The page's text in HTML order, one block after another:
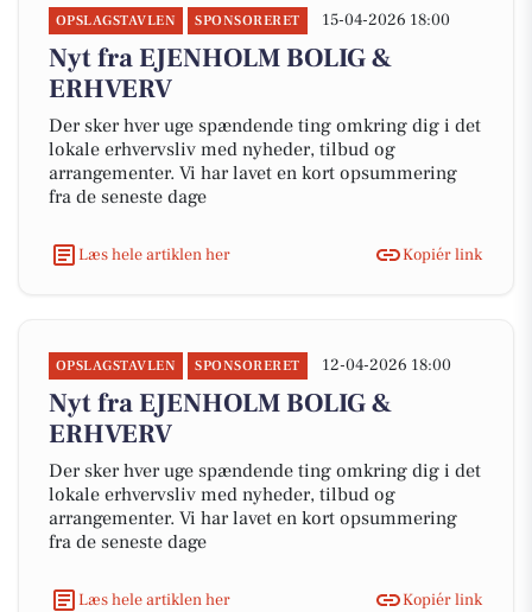
OPSLAGSTAVLEN SPONSORERET 15-04-2026 18:00
Nyt fra EJENHOLM BOLIG &
ERHVERV
Der sker hver uge spændende ting omkring dig i det
lokale erhvervsliv med nyheder, tilbud og
arrangementer. Vi har lavet en kort opsummering
fra de seneste dage
Læs hele artiklen her Kopiér link
OPSLAGSTAVLEN SPONSORERET 12-04-2026 18:00
Nyt fra EJENHOLM BOLIG &
ERHVERV
Der sker hver uge spændende ting omkring dig i det
lokale erhvervsliv med nyheder, tilbud og
arrangementer. Vi har lavet en kort opsummering
fra de seneste dage
Læs hele artiklen her Kopiér link